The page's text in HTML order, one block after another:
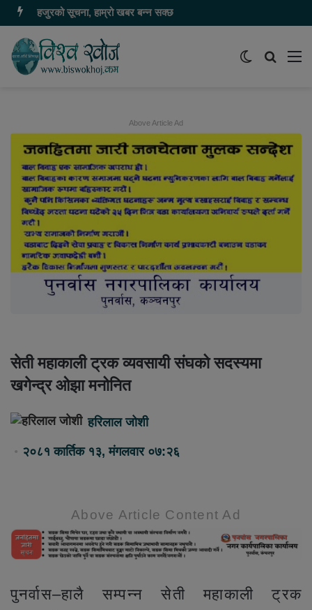
हजुरको सूचना, हाम्रो खबर बन्न सक्छ
समाचार
Switch
Above Article Ad
सेती महाकाली ट्रक व्यवसायी संघको सदस्यमा
खगेन्द्र ओझा मनोनित
हरिलाल जोशी
२०८१ कार्तिक १३, मंगलवार ०७:२६
Above Article Content Ad
पुनर्वास–हालै सम्पन्न सेती महाकाली ट्रक